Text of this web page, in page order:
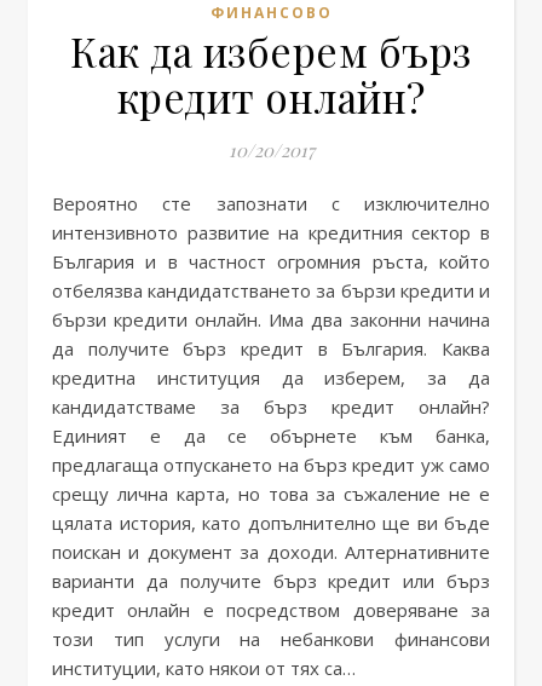
ФИНАНСОВО
Как да изберем бърз
кредит онлайн?
10/20/2017
Вероятно сте запознати с изключително
интензивното развитие на кредитния сектор в
България и в частност огромния ръста, който
отбелязва кандидатстването за бързи кредити и
бързи кредити онлайн. Има два законни начина
да получите бърз кредит в България. Каква
кредитна институция да изберем, за да
кандидатстваме за бърз кредит онлайн?
Единият е да се обърнете към банка,
предлагаща отпускането на бърз кредит уж само
срещу лична карта, но това за съжаление не е
цялата история, като допълнително ще ви бъде
поискан и документ за доходи. Алтернативните
варианти да получите бърз кредит или бърз
кредит онлайн е посредством доверяване за
този тип услуги на небанкови финансови
институции, като някои от тях са…